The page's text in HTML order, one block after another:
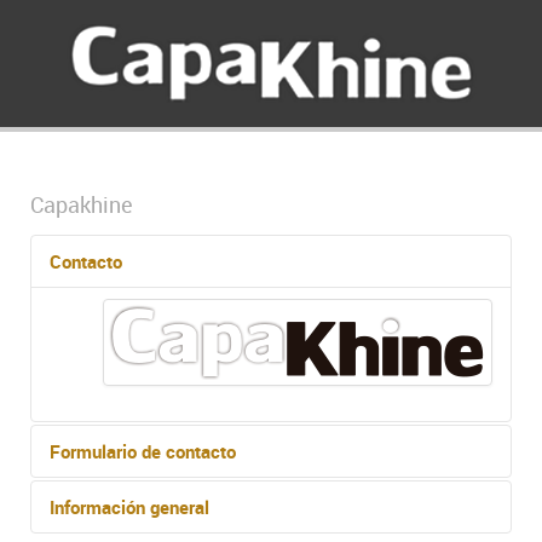
Capakhine
Contacto
Formulario de contacto
Información general